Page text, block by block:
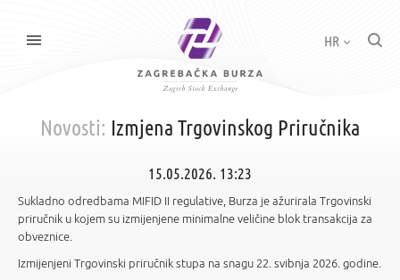
HR
Novosti: Izmjena Trgovinskog Priručnika
15.05.2026. 13:23
Sukladno odredbama MIFID II regulative, Burza je ažurirala Trgovinski
priručnik u kojem su izmijenjene minimalne veličine blok transakcija za
obveznice.
Izmijenjeni Trgovinski priručnik stupa na snagu 22. svibnja 2026. godine.